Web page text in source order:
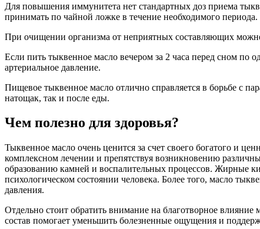
Для повышения иммунитета нет стандартных доз приема
принимать по чайной ложке в течение необходимого периода.
При очищении организма от неприятных составляющих
Если пить тыквенное масло вечером за 2 часа перед сном по
артериальное давление.
Пищевое тыквенное масло отлично справляется в борьбе с
натощак, так и после еды.
Чем полезно для здоровья?
Тыквенное масло очень ценится за счет своего богатого и
комплексном лечении и препятствуя возникновению
образованию камней и воспалительных процессов. Жирные
психологическом состоянии человека. Более того, масло
давления.
Отдельно стоит обратить внимание на благотворное
состав помогает уменьшить болезненные ощущения и